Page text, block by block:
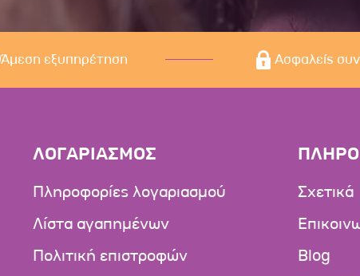
Άμεση εξυπηρέτηση Ασφαλείς
ΛΟΓΑΡΙΑΣΜΟΣ
Πληροφορίες λογαριασμού
Λίστα αγαπημένων
Πολιτική επιστροφών
Σχετικά
Blog